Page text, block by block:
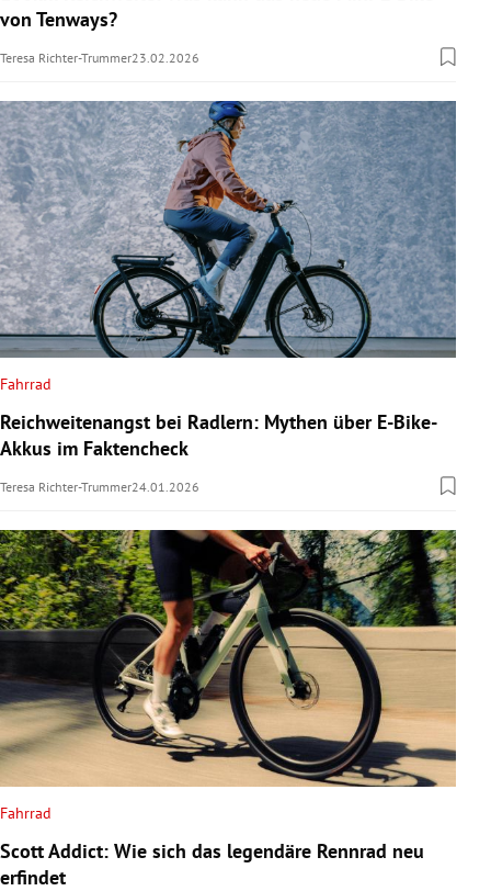
von Tenways?
Teresa Richter-Trummer23.02.2026
Fahrrad
Reichweitenangst bei Radlern: Mythen über E-Bike-
Akkus im Faktencheck
Teresa Richter-Trummer24.01.2026
Fahrrad
Scott Addict: Wie sich das legendäre Rennrad neu
erfindet